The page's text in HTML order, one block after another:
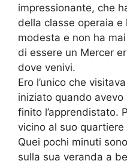
impressionante, che
della classe operaia
modesta e non ha
di essere un Mercer
dove venivi.
Ero l’unico che
iniziato quando
finito l’apprendistato.
vicino al suo
Quei pochi minuti
sulla sua veranda a